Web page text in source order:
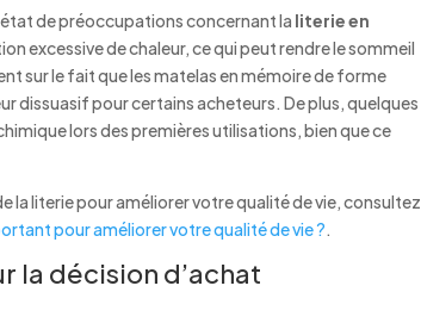
de préoccupations concernant la literie en
excessive de chaleur, ce qui peut rendre le sommeil
sur le fait que les matelas en mémoire de forme
dissuasif pour certains acheteurs. De plus, quelques
lors des premières utilisations, bien que ce
literie pour améliorer votre qualité de vie, consultez
pour améliorer votre qualité de vie ?.
la décision d’achat